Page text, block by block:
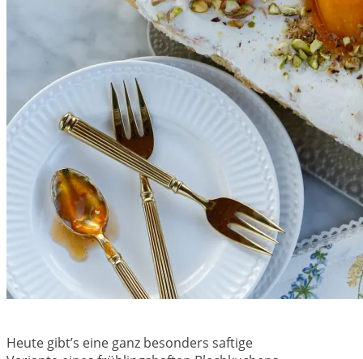
Heute gibt’s eine ganz besonders saftige